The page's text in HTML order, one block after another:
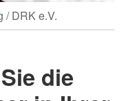
/ DRK e.V.
die